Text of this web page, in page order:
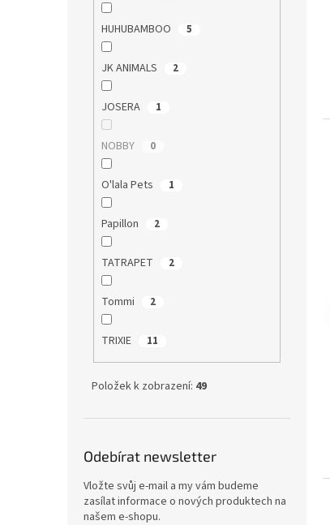
HUHUBAMBOO 5
JK ANIMALS 2
JOSERA 1
NOBBY 0
O'lala Pets 1
Papillon 2
TATRAPET 2
Tommi 2
TRIXIE 11
Položek k zobrazení: 49
Odebírat newsletter
Vložte svůj e-mail a my vám budeme
zasílat informace o nových produktech na
našem e-shopu.